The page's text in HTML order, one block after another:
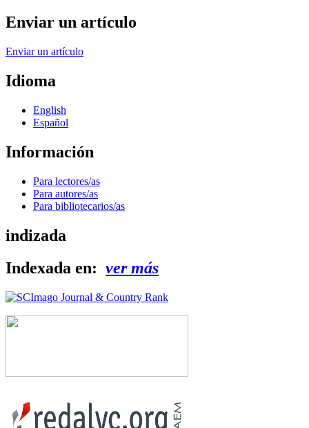
Enviar un artículo
Enviar un artículo
Idioma
English
Español
Información
Para lectores/as
Para autores/as
Para bibliotecarios/as
indizada
Indexada en: ver más